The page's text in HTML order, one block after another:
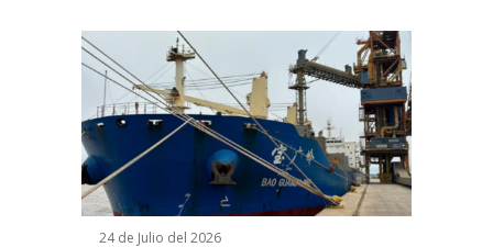
24 de Julio del 2026